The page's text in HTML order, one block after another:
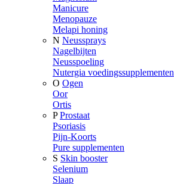
Manicure
Menopauze
Melapi honing
N Neussprays
Nagelbijten
Neusspoeling
Nutergia voedingssupplementen
O Ogen
Oor
Ortis
P Prostaat
Psoriasis
Pijn-Koorts
Pure supplementen
S Skin booster
Selenium
Slaap